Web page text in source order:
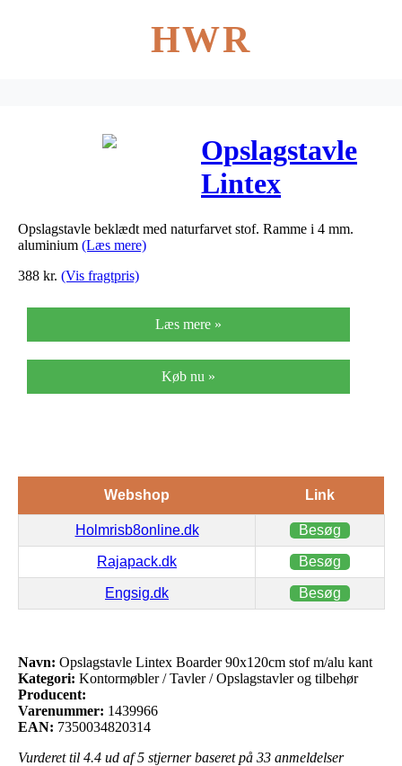
HWR
Opslagstavle
Lintex
Boarder
Opslagstavle beklædt med naturfarvet stof. Ramme i 4 mm.
aluminium (Læs mere)
388 kr. (Vis fragtpris)
Læs mere »
Køb nu »
Webshop Link
Holmrisb8online.dk Besøg
Rajapack.dk Besøg
Engsig.dk Besøg
Navn: Opslagstavle Lintex Boarder 90x120cm stof m/alu kant
Kategori: Kontormøbler / Tavler / Opslagstavler og tilbehør
Producent:
Varenummer: 1439966
EAN: 7350034820314
Vurderet til 4.4 ud af 5 stjerner baseret på 33 anmeldelser